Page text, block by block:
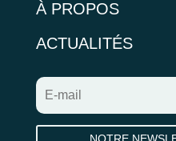
À PROPOS
ACTUALITÉS